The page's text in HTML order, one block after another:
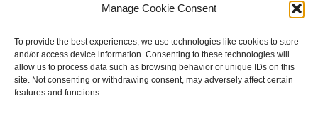
Manage Cookie Consent
To provide the best experiences, we use technologies like cookies to store
and/or access device information. Consenting to these technologies will
allow us to process data such as browsing behavior or unique IDs on this
site. Not consenting or withdrawing consent, may adversely affect certain
features and functions.
Impressum +